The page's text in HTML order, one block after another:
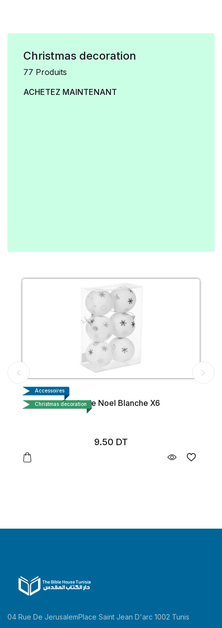
Christmas decoration
77 Produits
ACHETEZ MAINTENANT
Boule de Noel Blanche X6
9.50
Accessoires
Christmas decoration
04 Rue De JerusalemPlace Saint Jean D'arc 1002 Tunis